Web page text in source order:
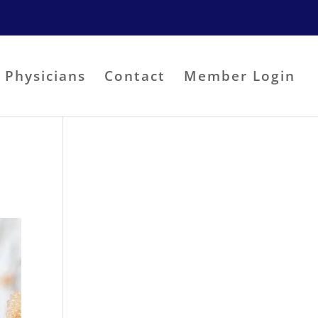
Physicians Contact Member Login